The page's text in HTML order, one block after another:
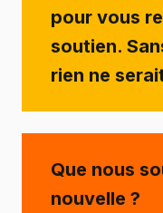
pour vous
soutien.
rien ne
Que nous
nouvelle ?